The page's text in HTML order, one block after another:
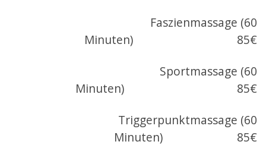
Faszienmassage (60
Minuten) 85€
Sportmassage (60
Minuten) 85€
Triggerpunktmassage (60
Minuten) 85€